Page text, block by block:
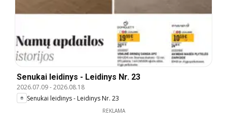
Senukai leidinys - Leidinys Nr. 23
2026.07.09-2026.08.18
Senukai leidinys - Leidinys Nr. 23
REKLAMA